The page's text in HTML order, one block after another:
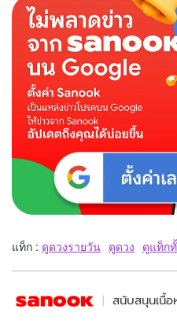
แท็ก : ดูดวงรายวัน ดูดวง ดูแท็ก
สนับสนุนเนื้อ